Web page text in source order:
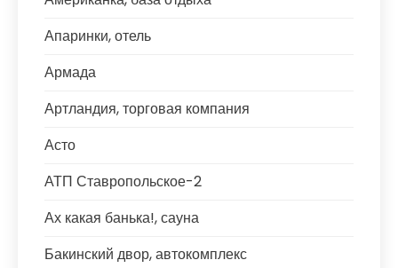
Апаринки, отель
Армада
Артландия, торговая компания
Асто
АТП Ставропольское-2
Ах какая банька!, сауна
Бакинский двор, автокомплекс